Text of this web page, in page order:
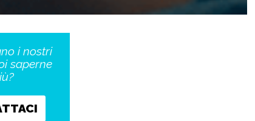
i nostri
saperne